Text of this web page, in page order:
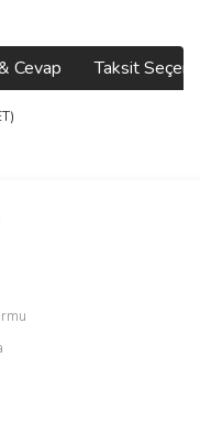
Cevap Taksit